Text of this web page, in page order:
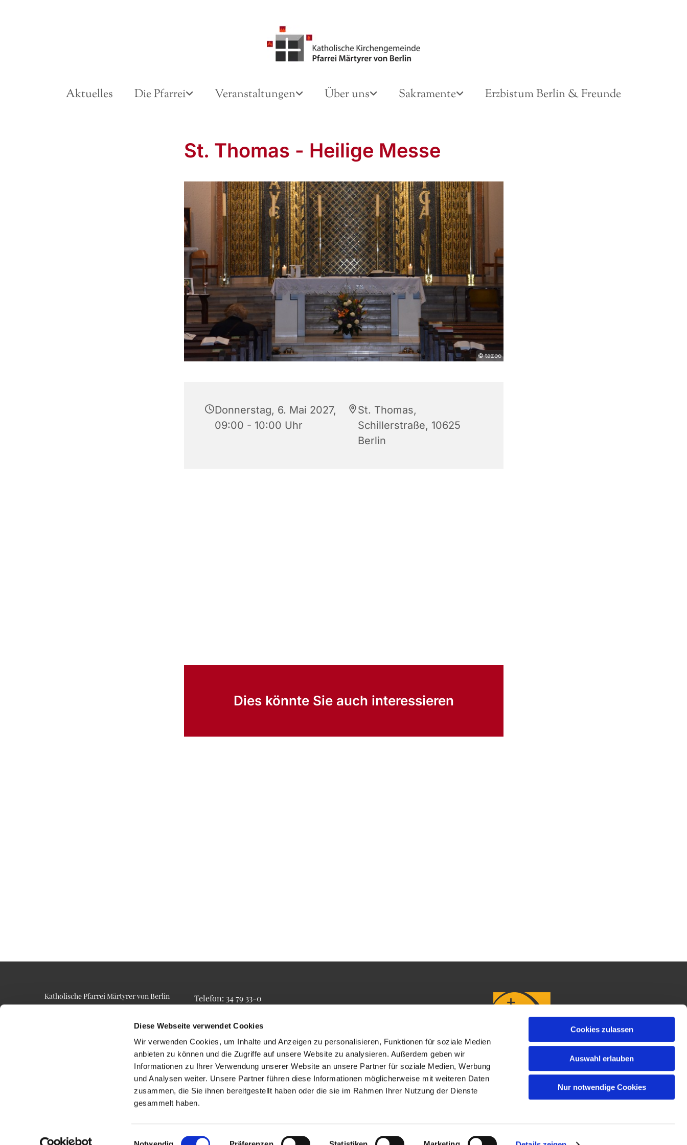
Diese Webseite verwendet Cookies
Wir verwenden Cookies, um Inhalte und Anzeigen zu personalisieren, Funktionen für soziale Medien
anbieten zu können und die Zugriffe auf unsere Website zu analysieren. Außerdem geben wir
Informationen zu Ihrer Verwendung unserer Website an unsere Partner für soziale Medien, Werbung
und Analysen weiter. Unsere Partner führen diese Informationen möglicherweise mit weiteren Daten
zusammen, die Sie ihnen bereitgestellt haben oder die sie im Rahmen Ihrer Nutzung der Dienste
gesammelt haben.
Einwilligungsauswahl
Cookies zulassen
Auswahl erlauben
Nur notwendige Cookies
Aktuelles Die Pfarrei Veranstaltungen Über uns Sakramente Erzbistum Berlin & Freunde
St. Thomas - Heilige Messe
© tazoo
Donnerstag, 6. Mai 2027,
09:00 - 10:00 Uhr
St. Thomas,
Schillerstraße, 10625
Berlin
Dies könnte Sie auch interessieren
Katholische Pfarrei Märtyrer von Berlin
Alt-Lietzow 23
Telefon: 34 79 33-0
Email: pfarrbuero@maertyrer-von-berlin.de
Impressum ChurchDesk-Login